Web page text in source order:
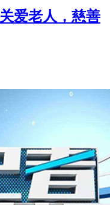
爱老人，慈善